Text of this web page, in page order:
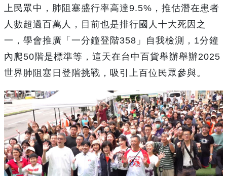
上民眾中，肺阻塞盛行率高達9.5%，推估潛在患者
人數超過百萬人，目前也是排行國人十大死因之
一，學會推廣「一分鐘登階358」自我檢測，1分鐘
內爬50階是標準等，這天在台中百貨舉辦舉辦2025
世界肺阻塞日登階挑戰，吸引上百位民眾參與。